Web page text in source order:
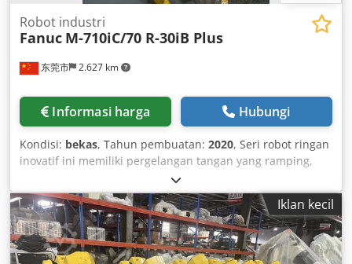
东莞市 2.627 km
Robot industri
Fanuc M-710iC/70 R-30iB Plus
Informasi harga Hubungi
Kondisi: bekas, Tahun pembuatan: 2020, Seri robot ringan
inovatif ini memiliki pergelangan tangan yang ramping,
lengan yang kaku, dan jejak ruang yang kecil. Menawarkan
kapasitas beban dan inersia terbaik di kelasnya, model 6-
sumbu yang kuat ini cocok untuk berbagai aplikasi dan
menggabungkan kapasitas beban 70 kg dengan kecepatan
sumbu yang sangat tinggi. Chodpfezbgmlox Ak Tea
Iklan kecil